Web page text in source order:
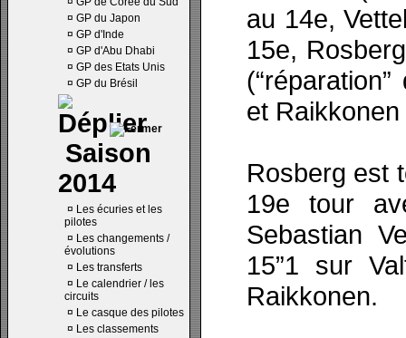
¤ GP du Japon
¤ GP d'Inde
¤ GP d'Abu Dhabi
¤ GP des Etats Unis
¤ GP du Brésil
Saison
2014
¤ Les écuries et les
pilotes
¤ Les changements /
évolutions
¤ Les transferts
¤ Le calendrier / les
circuits
¤ Le casque des pilotes
¤ Les classements
au 14e,
15e,
et
Rosberg est
19e tour
Sebastian
15”1 sur
Raikkonen.